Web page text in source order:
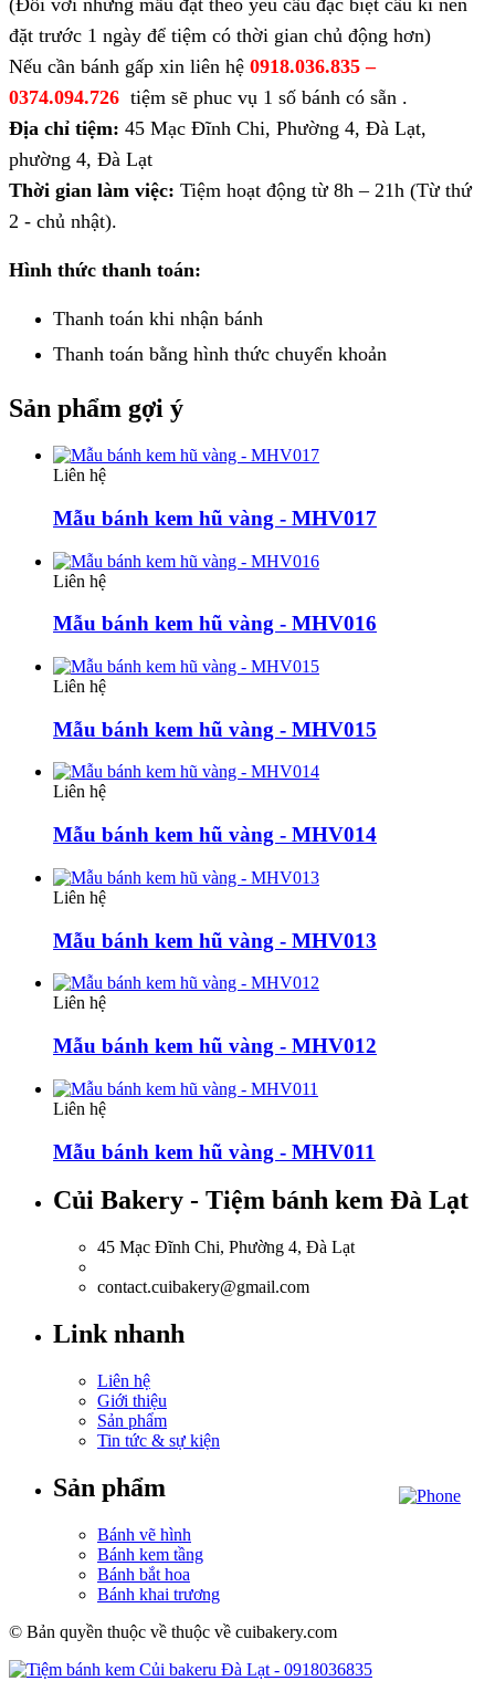
(Đối với những mẫu đặt theo yêu cầu đặc biệt cầu kì nên
đặt trước 1 ngày để tiệm có thời gian chủ động hơn)
Nếu cần bánh gấp xin liên hệ 0918.036.835 –
0374.094.726 tiệm sẽ phuc vụ 1 số bánh có sẵn .
Địa chỉ tiệm: 45 Mạc Đĩnh Chi, Phường 4, Đà Lạt,
phường 4, Đà Lạt
Thời gian làm việc: Tiệm hoạt động từ 8h – 21h (Từ thứ
2 - chủ nhật).
Hình thức thanh toán:
Thanh toán khi nhận bánh
Thanh toán bằng hình thức chuyển khoản
Sản phẩm gợi ý
Liên hệ
Mẫu bánh kem hũ vàng - MHV017
Liên hệ
Mẫu bánh kem hũ vàng - MHV016
Liên hệ
Mẫu bánh kem hũ vàng - MHV015
Liên hệ
Mẫu bánh kem hũ vàng - MHV014
Liên hệ
Mẫu bánh kem hũ vàng - MHV013
Liên hệ
Mẫu bánh kem hũ vàng - MHV012
Liên hệ
Mẫu bánh kem hũ vàng - MHV011
Củi Bakery - Tiệm bánh kem Đà Lạt
45 Mạc Đĩnh Chi, Phường 4, Đà Lạt
contact.cuibakery@gmail.com
Link nhanh
Liên hệ
Giới thiệu
Sản phẩm
Tin tức & sự kiện
Sản phẩm
Bánh vẽ hình
Bánh kem tầng
Bánh bắt hoa
Bánh khai trương
© Bản quyền thuộc về thuộc về cuibakery.com